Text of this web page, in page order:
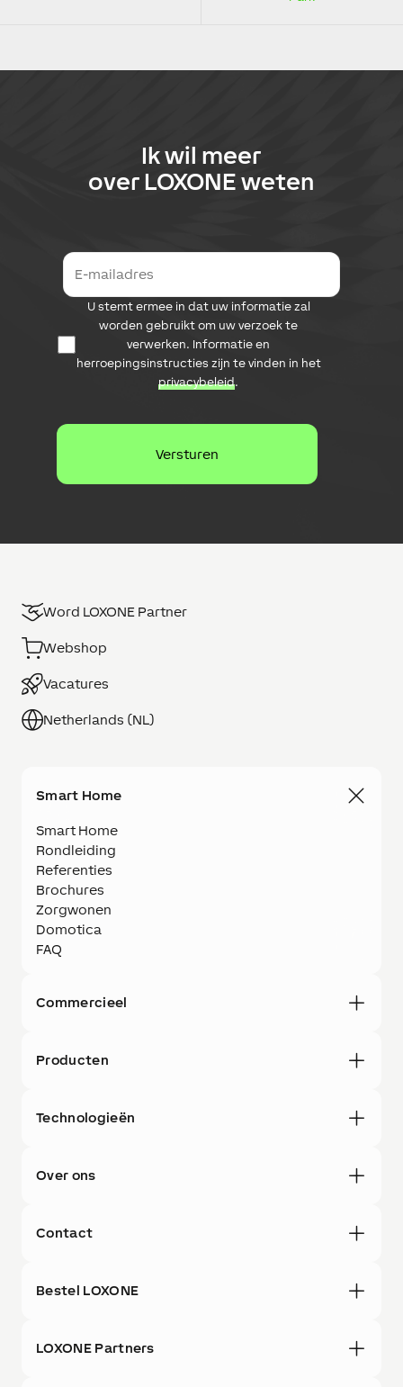
Ik wil meer
overLOXONEweten
a
i
l
r
s
D
a
t
b
e
e
m
U stemt ermee in dat uw informatie zal
worden gebruikt om uw verzoek te
verwerken. Informatie en
herroepingsinstructies zijn te vinden in het
privacybeleid.
Word LOXONE Partner
Webshop
Vacatures
Netherlands (NL)
Smart Home
Smart Home
Rondleiding
Referenties
Brochures
Zorgwonen
Domotica
FAQ
Commercieel
Producten
Technologieën
Over ons
Contact
Bestel LOXONE
LOXONE Partners